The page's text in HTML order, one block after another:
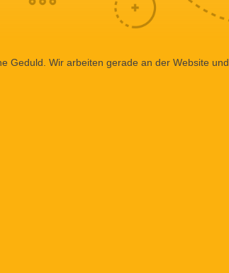
Geduld. Wir arbeiten gerade an der Website